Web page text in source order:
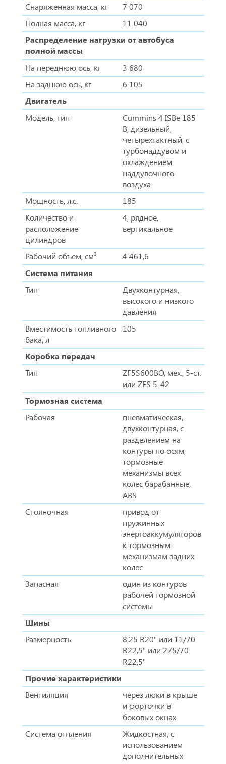
Снаряженная масса, кг
7 070
Полная масса, кг
11 040
Распределение нагрузки от автобуса
полной массы
На переднюю ось, кг
3 680
На заднюю ось, кг
6 105
Двигатель
Модель, тип
Cummins 4 ISBe 185
B, дизельный,
четырехтактный, с
турбонаддувом и
охлаждением
наддувочного
воздуха
Мощность, л.с.
185
Количество и
расположение
цилиндров
4, рядное,
вертикальное
Рабочий объем, см³
4 461,6
Система питания
Тип
Двухконтурная,
высокого и низкого
давления
Вместимость топливного
бака, л
105
Коробка передач
Тип
ZF5S600BO, мех., 5-ст.
или ZFS 5-42
Тормозная система
Рабочая
пневматическая,
двухконтурная, с
разделением на
контуры по осям,
тормозные
механизмы всех
колес барабанные,
ABS
Стояночная
привод от
пружинных
энергоаккумуляторов
к тормозным
механизмам задних
колес
Запасная
один из контуров
рабочей тормозной
системы
Шины
Размерность
8,25 R20" или 11/70
R22,5" или 275/70
R22,5"
Прочие характеристики
Вентиляция
через люки в крыше
и форточки в
боковых окнах
Система отпления
Жидкостная, с
использованием
дополнительных